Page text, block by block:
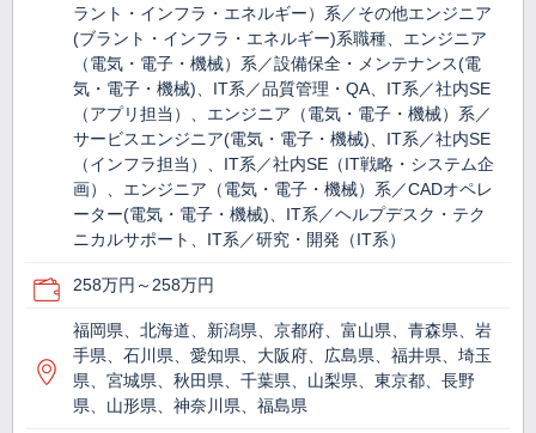
ラント・インフラ・エネルギー）系／その他エンジニア
(ブラント・インフラ・エネルギー)系職種、エンジニア
（電気・電子・機械）系／設備保全・メンテナンス(電
気・電子・機械)、IT系／品質管理・QA、IT系／社内SE
（アプリ担当）、エンジニア（電気・電子・機械）系／
サービスエンジニア(電気・電子・機械)、IT系／社内SE
（インフラ担当）、IT系／社内SE（IT戦略・システム企
画）、エンジニア（電気・電子・機械）系／CADオペレ
ーター(電気・電子・機械)、IT系／ヘルプデスク・テク
ニカルサポート、IT系／研究・開発（IT系）
258万円～258万円
福岡県、北海道、新潟県、京都府、富山県、青森県、岩
手県、石川県、愛知県、大阪府、広島県、福井県、埼玉
県、宮城県、秋田県、千葉県、山梨県、東京都、長野
県、山形県、神奈川県、福島県